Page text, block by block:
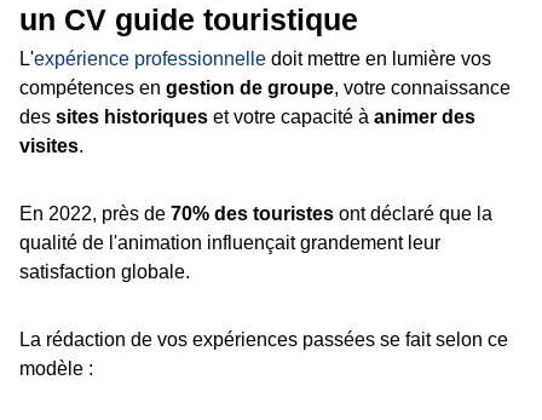
un CV guide touristique
L'expérience professionnelle doit mettre en lumière vos
compétences en gestion de groupe, votre connaissance
des sites historiques et votre capacité à animer des
visites.
En 2022, près de 70% des touristes ont déclaré que la
qualité de l'animation influençait grandement leur
satisfaction globale.
La rédaction de vos expériences passées se fait selon ce
modèle :